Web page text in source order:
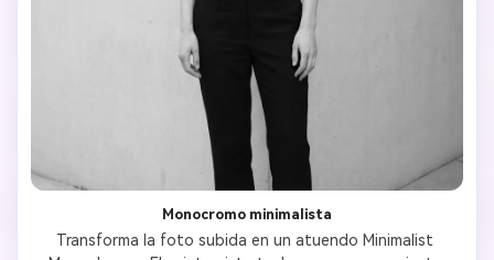
Monocromo minimalista
Transforma la foto subida en un atuendo Minimalist